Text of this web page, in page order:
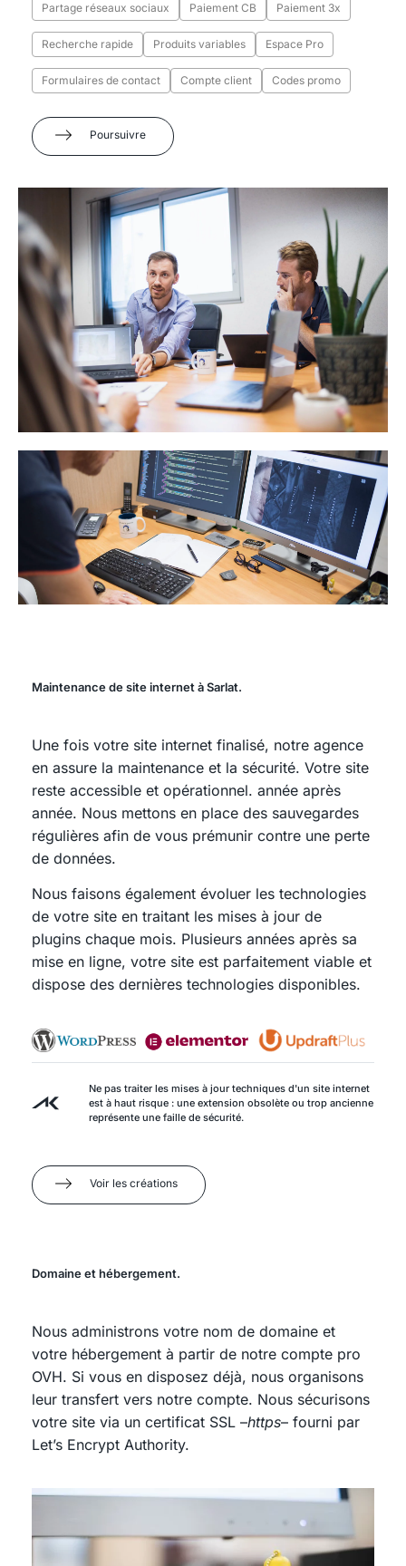
Partage réseaux sociaux Paiement CB Paiement 3x
Recherche rapide Produits variables Espace Pro
Formulaires de contact Compte client Codes promo
Poursuivre
Maintenance de site internet à Sarlat.
Une fois votre site internet finalisé, notre agence
en assure la maintenance et la sécurité. Votre site
reste accessible et opérationnel. année après
année. Nous mettons en place des sauvegardes
régulières afin de vous prémunir contre une perte
de données.
Nous faisons également évoluer les technologies
de votre site en traitant les mises à jour de
plugins chaque mois. Plusieurs années après sa
mise en ligne, votre site est parfaitement viable et
dispose des dernières technologies disponibles.
Ne pas traiter les mises à jour techniques d'un site internet
est à haut risque : une extension obsolète ou trop ancienne
représente une faille de sécurité.
Voir les créations
Domaine et hébergement.
Nous administrons votre nom de domaine et
votre hébergement à partir de notre compte pro
OVH. Si vous en disposez déjà, nous organisons
leur transfert vers notre compte. Nous sécurisons
votre site via un certificat SSL –https– fourni par
Let’s Encrypt Authority.